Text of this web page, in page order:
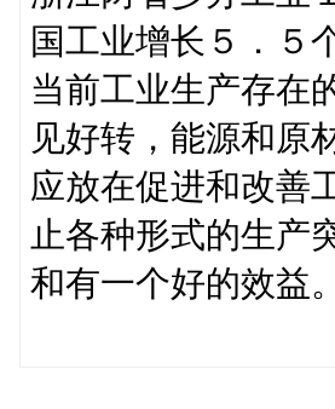
国工业增长５．５
当前工业生产存在
见好转，能源和原
应放在促进和改善
止各种形式的生产
和有一个好的效益。